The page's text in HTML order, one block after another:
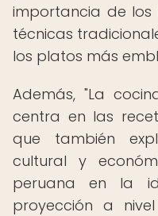
importancia de los
técnicas
los platos más
Además, "La
centra en las
que también
cultural y
peruana en la
proyección a